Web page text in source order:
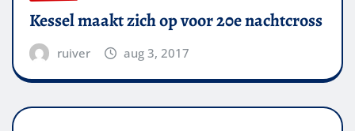
Kessel maakt zich op voor 20e nachtcross
ruiver aug 3, 2017